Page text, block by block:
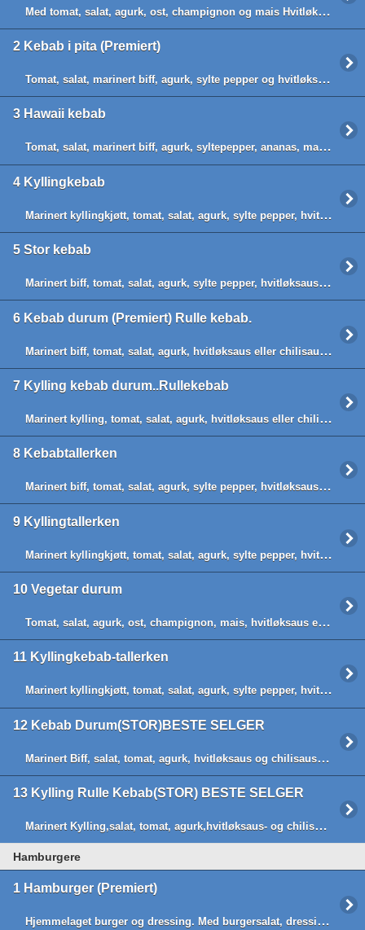
Med tomat, salat, agurk, ost, champignon og mais Hvitløksaus eller Chilisaus
2 Kebab i pita (Premiert)
Tomat, salat, marinert biff, agurk, sylte pepper og hvitløksaus eller Chilisaus
3 Hawaii kebab
Tomat, salat, marinert biff, agurk, syltepepper, ananas, mais og hvitløksaus
4 Kyllingkebab
Marinert kyllingkjøtt, tomat, salat, agurk, sylte pepper, hvitløksaus eller chilisaus
5 Stor kebab
Marinert biff, tomat, salat, agurk, sylte pepper, hvitløksaus eller chilisaus
6 Kebab durum (Premiert) Rulle kebab.
Marinert biff, tomat, salat, agurk, hvitløksaus eller chilisaus, Rulle kebab.
7 Kylling kebab durum..Rullekebab
Marinert kylling, tomat, salat, agurk, hvitløksaus eller chilisaus,Rulle kebab
8 Kebabtallerken
Marinert biff, tomat, salat, agurk, sylte pepper, hvitløksaus eller chilisaus, chips
9 Kyllingtallerken
Marinert kyllingkjøtt, tomat, salat, agurk, sylte pepper, hvitløksaus eller chilisaus, chips
10 Vegetar durum
Tomat, salat, agurk, ost, champignon, mais, hvitløksaus eller chilisauce og lefsebrød (Rullet i hjemmelaget brød)
11 Kyllingkebab-tallerken
Marinert kyllingkjøtt, tomat, salat, agurk, sylte pepper, hvitløksaus eller chilisaus, chips
12 Kebab Durum(STOR)BESTE SELGER
Marinert Biff, salat, tomat, agurk, hvitløksaus og chilisaus -lefsebrød(BESTE SELGER)
13 Kylling Rulle Kebab(STOR) BESTE SELGER
Marinert Kylling,salat, tomat, agurk,hvitløksaus- og chilisaus - lefsebrød (BESTE SELGER)
Hamburgere
1 Hamburger (Premiert)
Hjemmelaget burger og dressing. Med burgersalat, dressing, tomat og agurk.